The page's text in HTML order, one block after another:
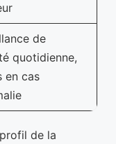
de
quotidienne,
en cas
de la